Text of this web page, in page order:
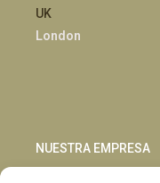
UK
London
NUESTRA EMPRESA